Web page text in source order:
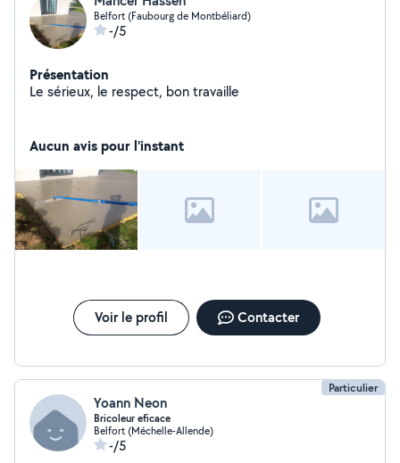
Belfort (Faubourg de Montbéliard)
-/5
Présentation
Le sérieux, le respect, bon travaille
Aucun avis pour l'instant
Voir le profil Contacter
Particulier
Yoann Neon
Bricoleur eficace
Belfort (Méchelle-Allende)
-/5